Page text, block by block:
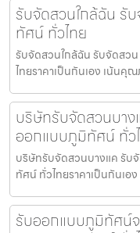
รับจัดสวนใกล้ฉัน รั
ทัศน์ ทั่วไทย
รับจัดสวนใกล้ฉัน รับจัดส
ไทยราคาเป็นกันเอง เน้นคุ
บริษัทรับจัดสวนบา
ออกแบบภูมิทัศน์ ทั่ว
บริษัทรับจัดสวนบางแค รั
ทัศน์ ทั่วไทยราคาเป็นกันเ
รับออกแบบภูมิทัศน์